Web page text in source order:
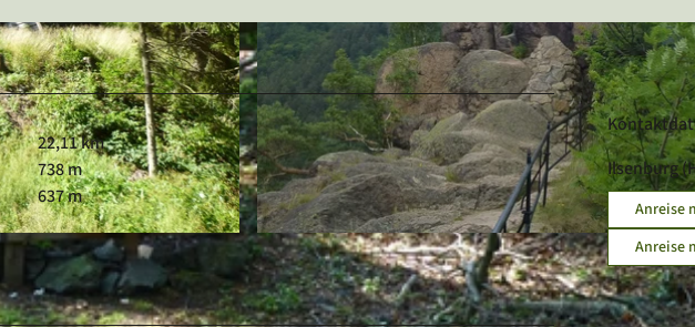
© Mareike Gerz, Outdooractive Redaktion
22,11 km
738 m
637 m
Ilsenburg
Anreise
Anreise